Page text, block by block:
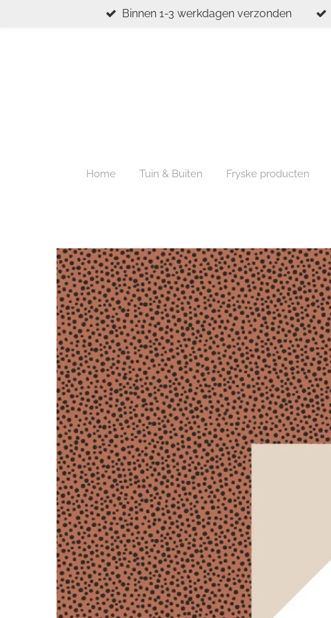
Binnen 1-3 werkdagen verzonden
Home Tuin & Buiten Fryske producten